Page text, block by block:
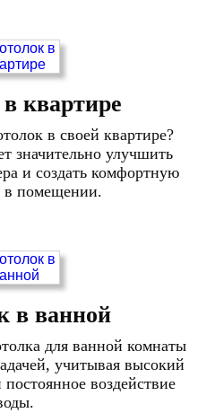
квартире
в своей квартире?
значительно улучшить
и создать комфортную
в помещении.
в ванной
для ванной комнаты
учитывая высокий
воздействие